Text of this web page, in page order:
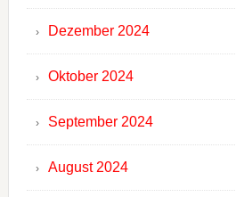
Dezember 2024
Oktober 2024
September 2024
August 2024